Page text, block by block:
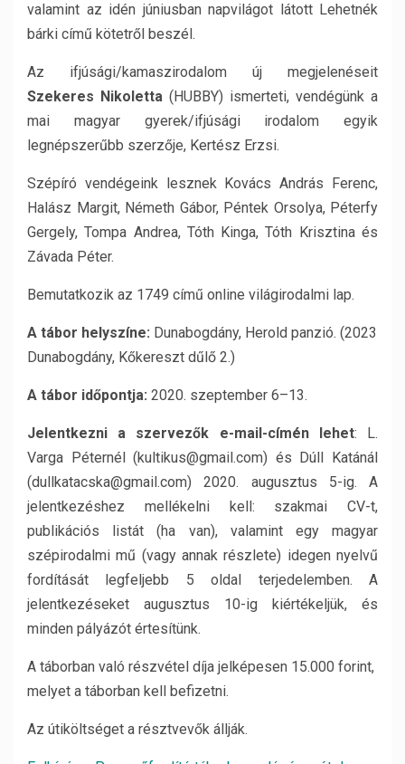
valamint az idén júniusban napvilágot látott Lehetnék
bárki című kötetről beszél.
Az ifjúsági/kamaszirodalom új megjelenéseit
Szekeres Nikoletta (HUBBY) ismerteti, vendégünk a
mai magyar gyerek/ifjúsági irodalom egyik
legnépszerűbb szerzője, Kertész Erzsi.
Szépíró vendégeink lesznek Kovács András Ferenc,
Halász Margit, Németh Gábor, Péntek Orsolya, Péterfy
Gergely, Tompa Andrea, Tóth Kinga, Tóth Krisztina és
Závada Péter.
Bemutatkozik az 1749 című online világirodalmi lap.
A tábor helyszíne: Dunabogdány, Herold panzió. (2023
Dunabogdány, Kőkereszt dűlő 2.)
A tábor időpontja: 2020. szeptember 6–13.
Jelentkezni a szervezők e-mail-címén lehet: L.
Varga Péternél (kultikus@gmail.com) és Dúll Katánál
(dullkatacska@gmail.com) 2020. augusztus 5-ig. A
jelentkezéshez mellékelni kell: szakmai CV-t,
publikációs listát (ha van), valamint egy magyar
szépirodalmi mű (vagy annak részlete) idegen nyelvű
fordítását legfeljebb 5 oldal terjedelemben. A
jelentkezéseket augusztus 10-ig kiértékeljük, és
minden pályázót értesítünk.
A táborban való részvétel díja jelképesen 15.000 forint,
melyet a táborban kell befizetni.
Az útiköltséget a résztvevők állják.